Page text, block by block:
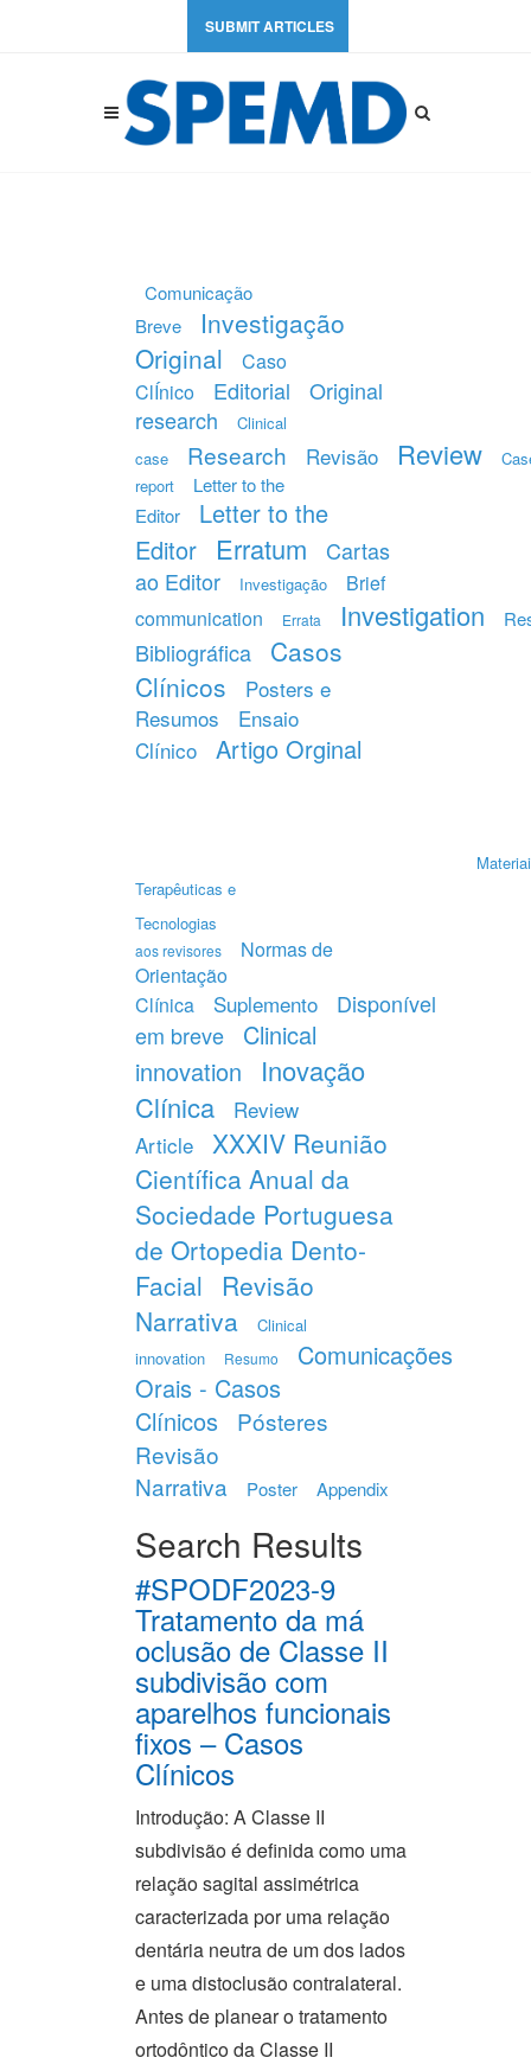
SUBMIT ARTICLES
Comunicação
Breve
Investigação
Original
Caso
ClÍnico
Editorial
Original
research
Clinical
case
Research Revisão Review
report
Letter to the
Editor
Letter to the
Editor
Erratum
Cartas
ao Editor
Investigação
Brief
communication
Errata Investigation
Bibliográfica
Casos
Clínicos
Posters e
Resumos
Ensaio
Clínico
Artigo Orginal
Terapêuticas e
Tecnologias
aos revisores
Normas de
Orientação
Clínica
Suplemento
Disponível
em breve
Clinical
innovation
Inovação
Clínica
Review
Article
XXXIV Reunião
Científica Anual da
Sociedade Portuguesa
de Ortopedia Dento-
Facial
Revisão
Narrativa
Clinical
innovation
Resumo
Comunicações
Orais - Casos
Clínicos
Pósteres
Revisão
Narrativa
Poster Appendix
Search Results
#SPODF2023-9
Tratamento da má
oclusão de Classe II
subdivisão com
aparelhos funcionais
fixos – Casos
Clínicos
Introdução: A Classe II
subdivisão é definida como uma
relação sagital assimétrica
caracterizada por uma relação
dentária neutra de um dos lados
e uma distoclusão contralateral.
Antes de planear o tratamento
ortodôntico da Classe II